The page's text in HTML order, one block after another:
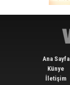
Ana Sayfa
Künye
İletişim